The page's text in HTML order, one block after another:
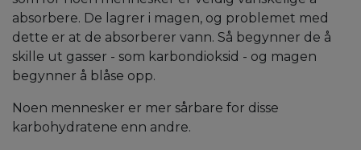
absorbere. De lagrer i magen, og problemet med
dette er at de absorberer vann. Så begynner de å
skille ut gasser - som karbondioksid - og magen
begynner å blåse opp.
Noen mennesker er mer sårbare for disse
karbohydratene enn andre.